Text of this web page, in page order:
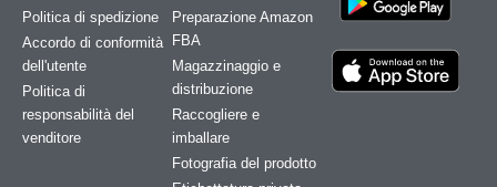
Politica di spedizione
Accordo di conformità
dell'utente
Politica di
responsabilità del
venditore
Preparazione Amazon
FBA
Magazzinaggio e
distribuzione
Raccogliere e
imballare
Fotografia del prodotto